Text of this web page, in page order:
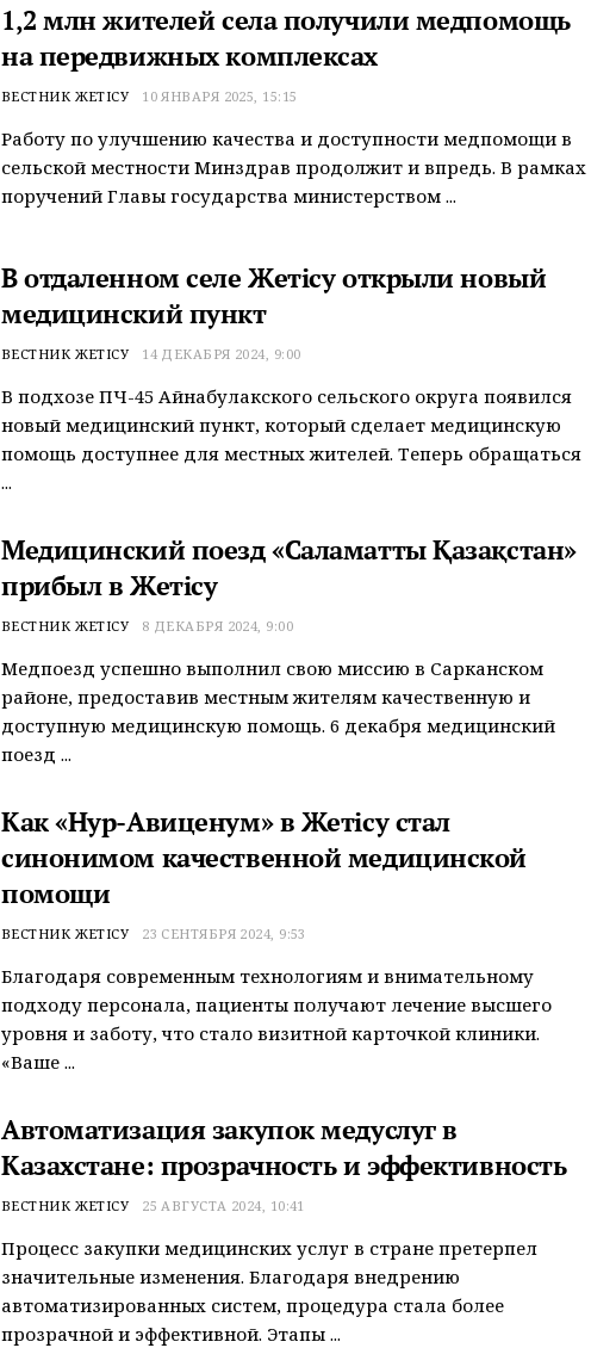
1,2 млн жителей села получили медпомощь
на передвижных комплексах
ВЕСТНИК ЖЕТІСУ 10 ЯНВАРЯ 2025, 15:15
Работу по улучшению качества и доступности медпомощи в
сельской местности Минздрав продолжит и впредь. В рамках
поручений Главы государства министерством ...
В отдаленном селе Жетісу открыли новый
медицинский пункт
ВЕСТНИК ЖЕТІСУ 14 ДЕКАБРЯ 2024, 9:00
В подхозе ПЧ-45 Айнабулакского сельского округа появился
новый медицинский пункт, который сделает медицинскую
помощь доступнее для местных жителей. Теперь обращаться
...
Медицинский поезд «Саламатты Қазақстан»
прибыл в Жетісу
ВЕСТНИК ЖЕТІСУ 8 ДЕКАБРЯ 2024, 9:00
Медпоезд успешно выполнил свою миссию в Сарканском
районе, предоставив местным жителям качественную и
доступную медицинскую помощь. 6 декабря медицинский
поезд ...
Как «Нур-Авиценум» в Жетісу стал
синонимом качественной медицинской
помощи
ВЕСТНИК ЖЕТІСУ 23 СЕНТЯБРЯ 2024, 9:53
Благодаря современным технологиям и внимательному
подходу персонала, пациенты получают лечение высшего
уровня и заботу, что стало визитной карточкой клиники.
«Ваше ...
Автоматизация закупок медуслуг в
Казахстане: прозрачность и эффективность
ВЕСТНИК ЖЕТІСУ 25 АВГУСТА 2024, 10:41
Процесс закупки медицинских услуг в стране претерпел
значительные изменения. Благодаря внедрению
автоматизированных систем, процедура стала более
прозрачной и эффективной. Этапы ...